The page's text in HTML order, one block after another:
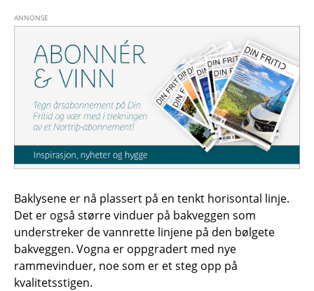
Baklysene er nå plassert på en tenkt horisontal linje.
Det er også større vinduer på bakveggen som
understreker de vannrette linjene på den bølgete
bakveggen. Vogna er oppgradert med nye
rammevinduer, noe som er et steg opp på
kvalitetsstigen.